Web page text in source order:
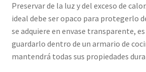
Preservar de la luz y del exceso de
ideal debe ser opaco para protegerlo
se adquiere en envase transparente,
guardarlo dentro de un armario de
mantendrá todas sus propiedades